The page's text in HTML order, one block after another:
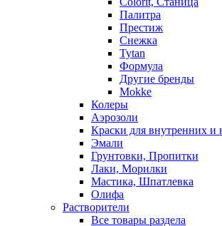
Палитра
Престиж
Снежка
Tytan
Формула
Другие бренды
Mokke
Колеры
Аэрозоли
Краски для внутренних и
Эмали
Грунтовки, Пропитки
Лаки, Морилки
Мастика, Шпатлевка
Олифа
Растворители
Все товары раздела